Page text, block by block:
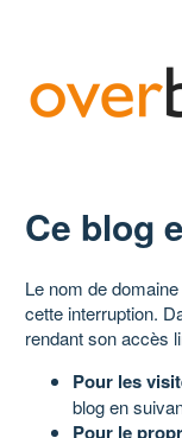
Ce blog
Le nom de
cette interruption.
rendant son accès
Pour les
blog en
Pour le